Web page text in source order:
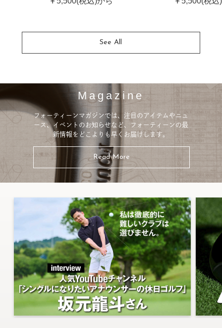
See All
Magazine
フォーティーンマガジンでは、注目のアイテムやニュ
ース、イベントのお知らせなど、フォーティーンの最
新情報をどこよりも早くお届けします。
Read More